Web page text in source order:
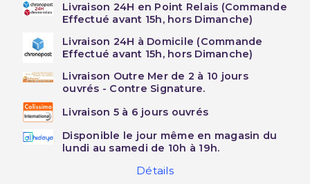
Livraison 24H en Point Relais (Commande
Effectué avant 15h, hors Dimanche)
Livraison 24H à Domicile (Commande
Effectué avant 15h, hors Dimanche)
Livraison Outre Mer de 2 à 10 jours
ouvrés - Contre Signature.
Livraison 5 à 6 jours ouvrés
Disponible le jour même en magasin du
lundi au samedi de 10h à 19h.
Détails